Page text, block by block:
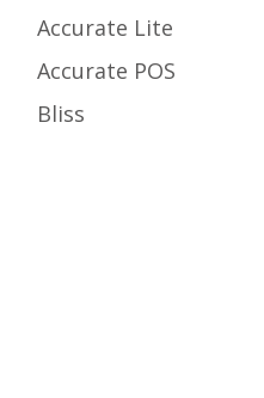
Accurate Lite
Accurate POS
Bliss